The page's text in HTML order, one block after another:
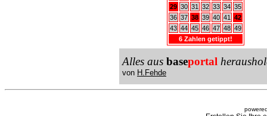
29 30 31 32 33 34 35
36 37 38 39 40 41
42
43 44 45 46 47 48 49
6 Zahlen getippt!
Alles aus baseportal
von H.Fehde